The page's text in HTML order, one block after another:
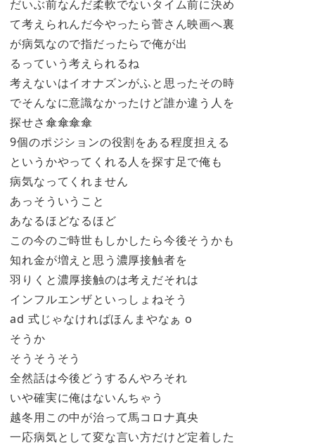
だいぶ前なんだ柔軟でないタイム前に決め
て考えられんだ今やったら菅さん映画へ裏
が病気なので指だったらで俺が出
るっていう考えられるね
考えないはイオナズンがふと思ったその時
でそんなに意識なかったけど誰か違う人を
探せさ傘傘傘傘
9個のポジションの役割をある程度担える
というかやってくれる人を探す足で俺も
病気なってくれません
あっそういうこと
あなるほどなるほど
この今のご時世もしかしたら今後そうかも
知れ金が増えと思う濃厚接触者を
羽りくと濃厚接触のは考えだそれは
インフルエンザといっしょねそう
ad 式じゃなければほんまやなぁ o
そうか
そうそうそう
全然話は今後どうするんやろそれ
いや確実に俺はないんちゃう
越冬用この中が治って馬コロナ真央
一応病気として変な言い方だけど定着した